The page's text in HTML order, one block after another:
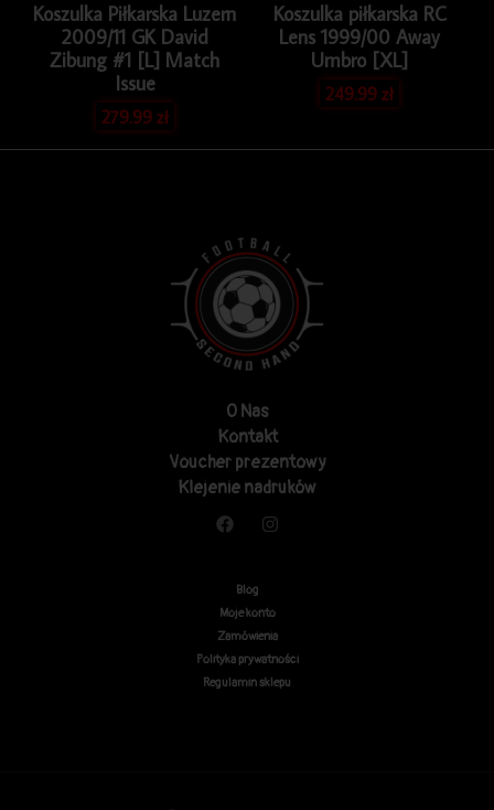
Koszulka Piłkarska Luzern
2009/11 GK David
Zibung #1 [L] Match
Issue
279.99zł
Koszulka piłkarska RC
Lens 1999/00 Away
Umbro [XL]
249.99zł
O Nas
Kontakt
Voucher prezentowy
Klejenie nadruków
Blog
Moje konto
Zamówienia
Polityka prywatności
Regulamin sklepu